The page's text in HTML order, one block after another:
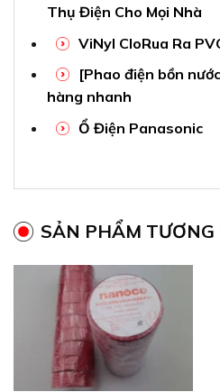
Thụ Điện Cho Mọi Nhà
ViNyl CloRua Ra
[Phao điện bồn
hàng nhanh
Ổ Điện Panasonic
SẢN PHẨM TƯƠNG